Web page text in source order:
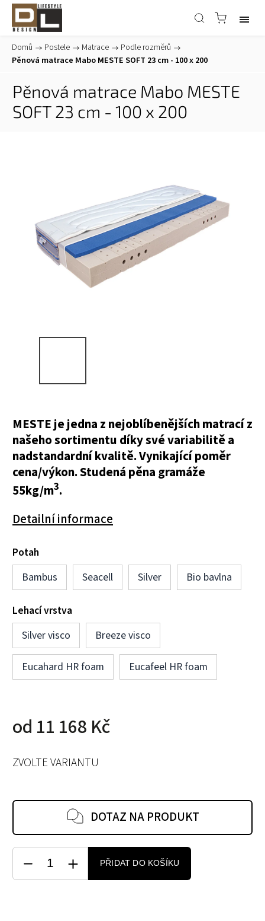
Domů / Postele / Matrace / Podle rozměrů /
Pěnová matrace Mabo MESTE SOFT 23 cm - 100 x 200
Pěnová matrace Mabo MESTE
SOFT 23 cm - 100 x 200
MESTE je jedna z nejoblíbenějších matrací z
našeho sortimentu díky své variabilitě a
nadstandardní kvalitě. Vynikající poměr
cena/výkon. Studená pěna gramáže
55kg/m3.
Detailní informace
Potah
Bambus
Seacell Silver Bio bavlna
Lehací vrstva
Silver visco
Breeze visco
Eucahard HR foam Eucafeel HR foam
od 11 168 Kč
ZVOLTE VARIANTU
DOTAZ NA PRODUKT
PŘIDAT DO KOŠÍKU